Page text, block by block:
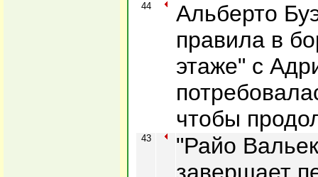
44
Альберто
правила в
этаже" с
чтобы
43
"Райо